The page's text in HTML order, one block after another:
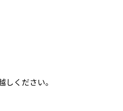
ください。